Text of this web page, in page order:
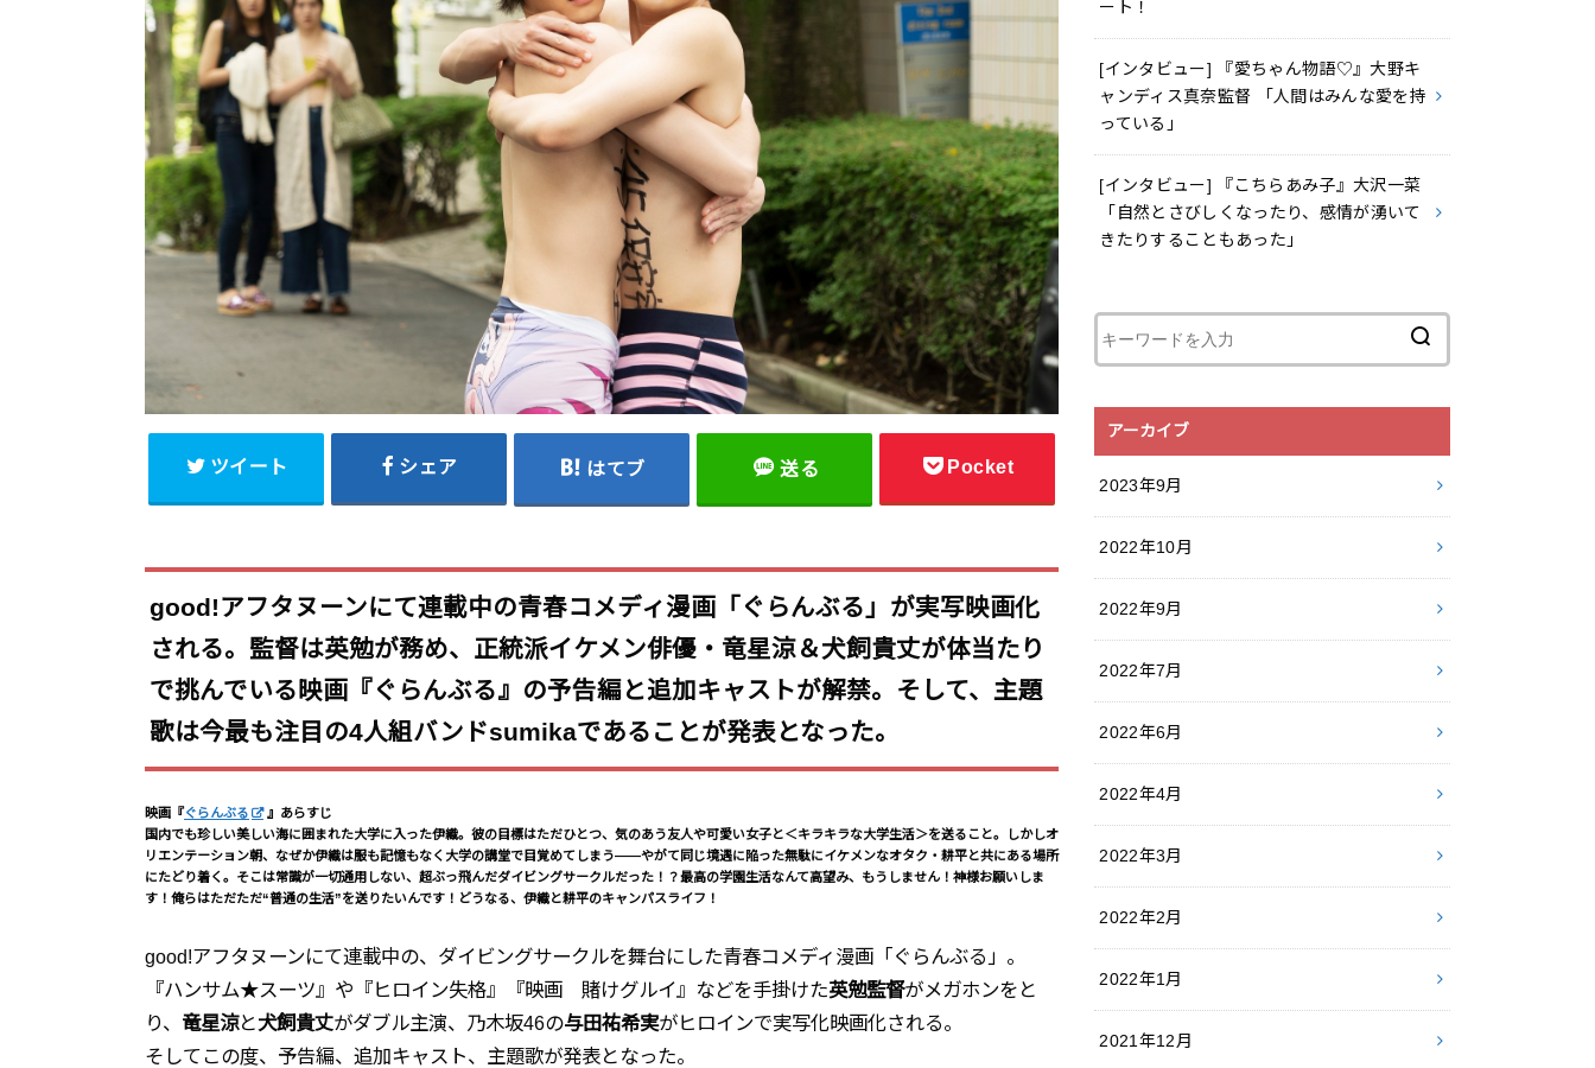
ツイート シェア はてブ 送る Pocket
good!アフタヌーンにて連載中の青春コメディ漫画「ぐらんぶる」が実写映画化
される。監督は英勉が務め、正統派イケメン俳優・竜星涼＆犬飼貴丈が体当たり
で挑んでいる映画『ぐらんぶる』の予告編と追加キャストが解禁。そして、主題
歌は今最も注目の4人組バンドsumikaであることが発表となった。
映画『ぐらんぶる
』あらすじ
国内でも珍しい美しい海に囲まれた大学に入った伊織。彼の目標はただひとつ、気のあう友人や可愛い女子と＜キラキラな大学生活＞を送ること。しかしオ
リエンテーション朝、なぜか伊織は服も記憶もなく大学の講堂で目覚めてしまう――やがて同じ境遇に陥った無駄にイケメンなオタク・耕平と共にある場所
にたどり着く。そこは常識が一切通用しない、超ぶっ飛んだダイビングサークルだった！？最高の学園生活なんて高望み、もうしません！神様お願いしま
す！俺らはただただ“普通の生活”を送りたいんです！どうなる、伊織と耕平のキャンパスライフ！
good!アフタヌーンにて連載中の、ダイビングサークルを舞台にした青春コメディ漫画「ぐらんぶる」。
『ハンサム★スーツ』や『ヒロイン失格』『映画 賭けグルイ』などを手掛けた英勉監督がメガホンをと
り、 竜星涼と犬飼貴丈がダブル主演、乃木坂46の与田祐希実がヒロインで実写化映画化される。
そしてこの度、予告編、追加キャスト、主題歌が発表となった。
ート！
[インタビュー] 『愛ちゃん物語♡』大野キ
ャンディス真奈監督 「人間はみんな愛を持
っている」
[インタビュー] 『こちらあみ子』大沢一菜
「自然とさびしくなったり、感情が湧いて
きたりすることもあった」
アーカイブ
2023年9月
2022年10月
2022年9月
2022年7月
2022年6月
2022年4月
2022年3月
2022年2月
2022年1月
2021年12月